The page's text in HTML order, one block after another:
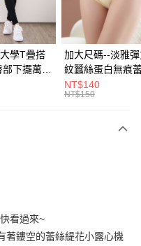
可立即使用無須另外申請。
繳款截止日，確認付款後即完
續交易確認頁面所載為準。
遇審核未通過，訂單將自動取
」的支付方式。 讓您購物簡單
儲值。
學T疊搭
下擺萬用
裙(黑2L-
熊中大
加大尺碼--淡雅
紋蠶絲蛋白無痕
角內褲(白.粉.藍.
3L)-L28眼圈熊中
NT$140
NT$150
看過來~
著鏤空的蕾絲緹花小露心機